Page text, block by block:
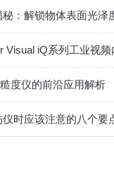
：解锁物体表面光泽
Visual iQ系列工业视
度仪的前沿应用解析
时应该注意的八个要